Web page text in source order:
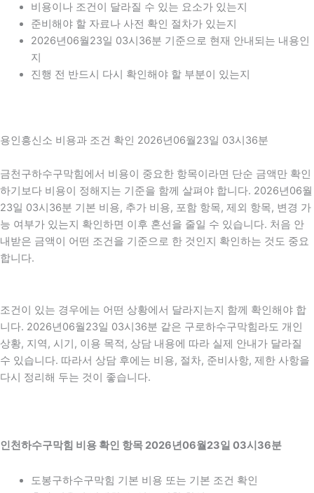
비용이나 조건이 달라질 수 있는 요소가 있는지
준비해야 할 자료나 사전 확인 절차가 있는지
2026년06월23일 03시36분 기준으로 현재 안내되는 내용인
지
진행 전 반드시 다시 확인해야 할 부분이 있는지
용인흥신소 비용과 조건 확인 2026년06월23일 03시36분
금천구하수구막힘에서 비용이 중요한 항목이라면 단순 금액만 확인
하기보다 비용이 정해지는 기준을 함께 살펴야 합니다. 2026년06월
23일 03시36분 기본 비용, 추가 비용, 포함 항목, 제외 항목, 변경 가
능 여부가 있는지 확인하면 이후 혼선을 줄일 수 있습니다. 처음 안
내받은 금액이 어떤 조건을 기준으로 한 것인지 확인하는 것도 중요
합니다.
조건이 있는 경우에는 어떤 상황에서 달라지는지 함께 확인해야 합
니다. 2026년06월23일 03시36분 같은 구로하수구막힘라도 개인
상황, 지역, 시기, 이용 목적, 상담 내용에 따라 실제 안내가 달라질
수 있습니다. 따라서 상담 후에는 비용, 절차, 준비사항, 제한 사항을
다시 정리해 두는 것이 좋습니다.
인천하수구막힘 비용 확인 항목 2026년06월23일 03시36분
도봉구하수구막힘 기본 비용 또는 기본 조건 확인